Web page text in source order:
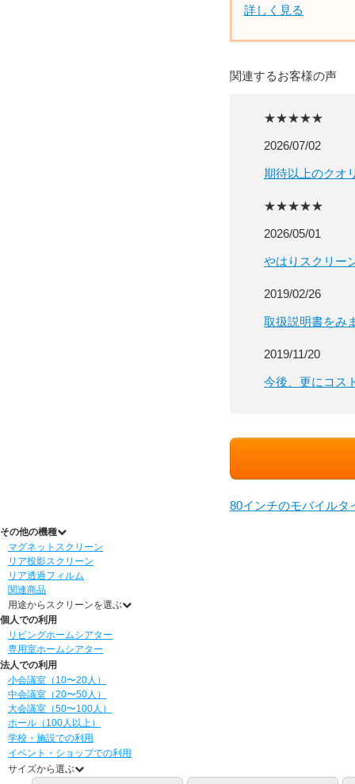
詳しく見る
関連するお客様の声
★★★★★
2026/07/02
期待以上のクオ
★★★★★
2026/05/01
やはりスクリー
2019/02/26
取扱説明書をみ
2019/11/20
今後、更にコス
80インチのモバイルタ
その他の機種
マグネットスクリーン
リア投影スクリーン
リア透過フィルム
関連商品
用途からスクリーンを選ぶ
個人での利用
リビングホームシアター
専用室ホームシアター
法人での利用
小会議室（10〜20人）
中会議室（20〜50人）
大会議室（50〜100人）
ホール（100人以上）
学校・施設での利用
イベント・ショップでの利用
サイズから選ぶ